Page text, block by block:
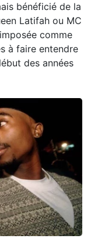
bénéficié de la
Latifah ou MC
comme
à faire entendre
des années